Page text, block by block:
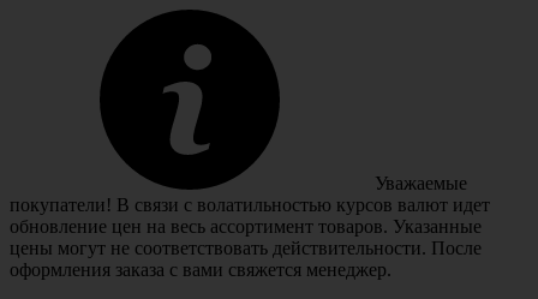
Уважаемые
покупатели! В связи с волатильностью курсов валют идет
обновление цен на весь ассортимент товаров. Указанные
цены могут не соответствовать действительности. После
оформления заказа с вами свяжется менеджер.